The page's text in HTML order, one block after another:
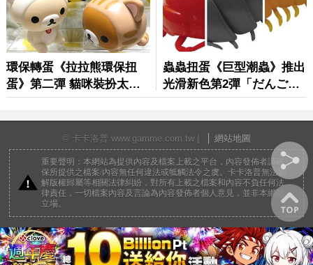
© 卡卡洛普 www.gamme.com.tw | 網站地圖
重要聲明：本網站為提供內容及檔案上載之平台，內容發佈者請確
保所提供之檔案/內容無任何違法或牴觸法令之虞。卡卡洛普無法調
解版權歸屬等相關法律糾紛，對所有上載之檔案和內容不負任何法
律責任，一切檔案內容及言論為內容發佈者個人意見，並非本網站
立場。